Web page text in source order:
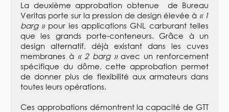
La deuxième approbation obtenue de Bureau
Veritas porte sur la pression de design élevée à « 1
barg »pour les applications GNL carburant telles
que les grands porte-conteneurs. Grâce à un
design alternatif, déjà existant dans les cuves
membranes à « 2 barg »avec un renforcement
spécifique du dôme, cette approbation permet
de donner plus de flexibilité aux armateurs dans
toutes leurs opérations.
Ces approbations démontrent la capacité de GTT